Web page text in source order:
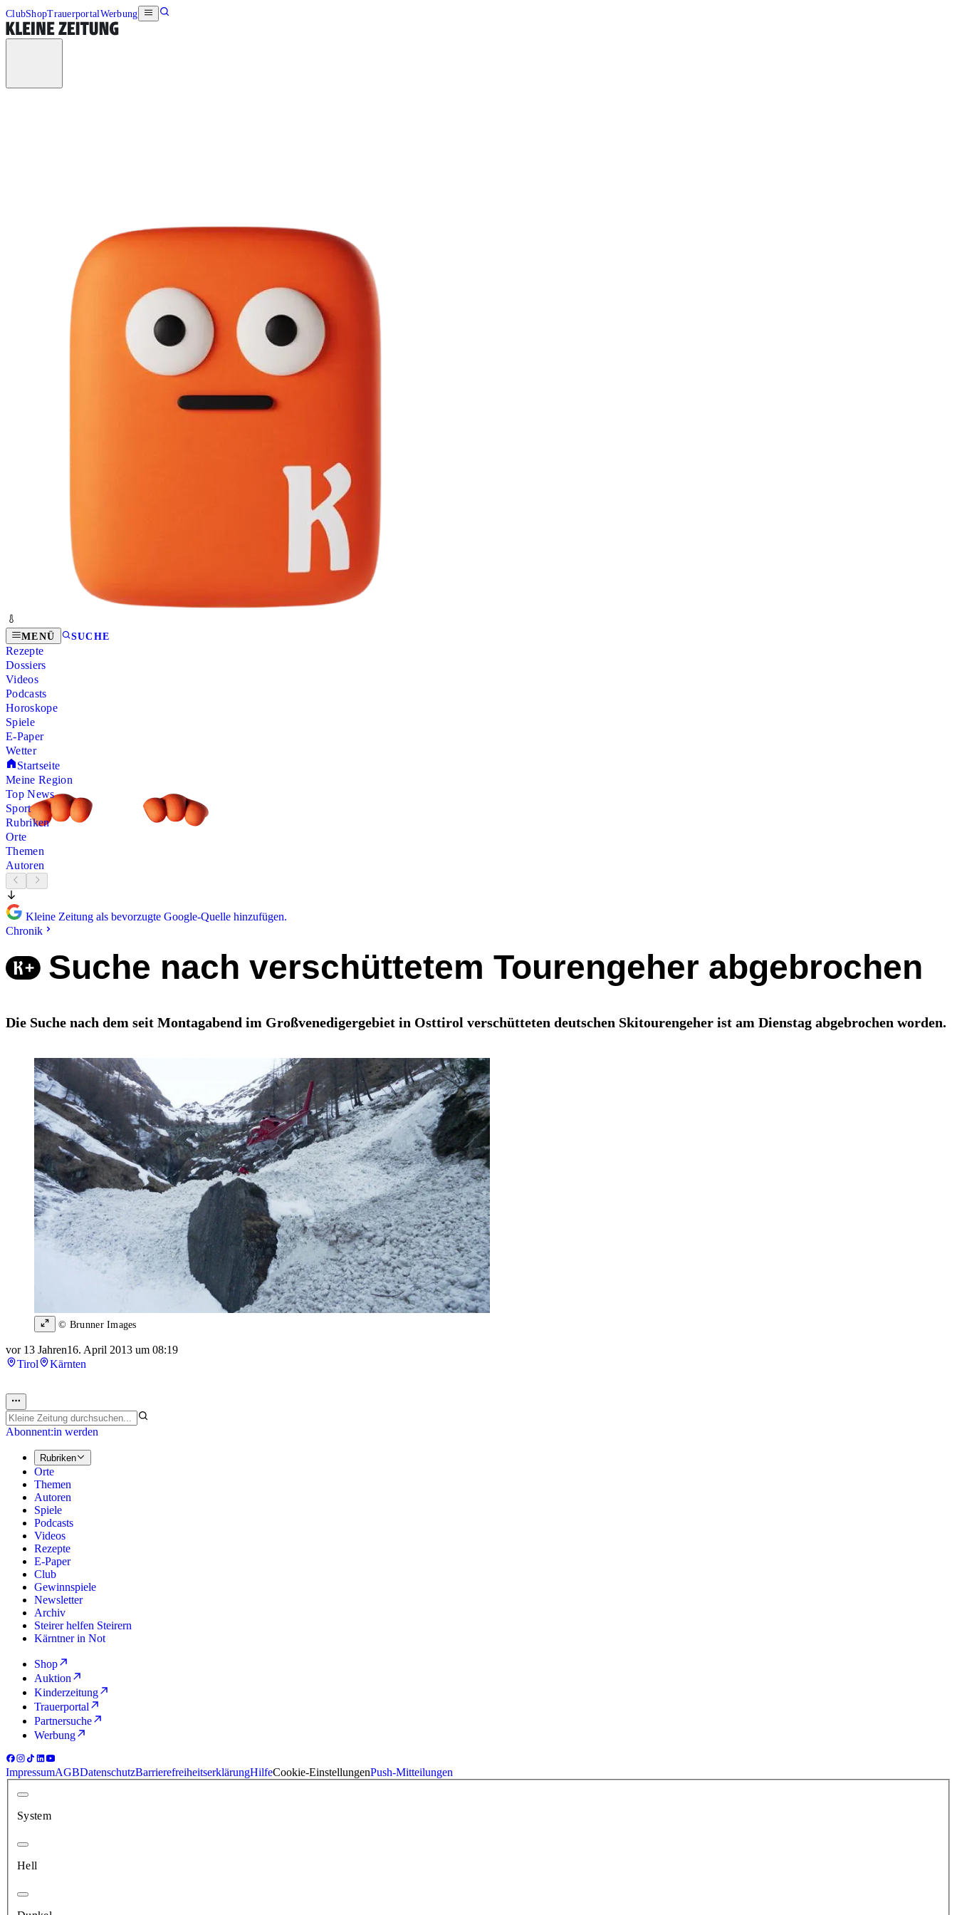
ClubShopTrauerportalWerbung
MENÜ SUCHE
Rezepte
Dossiers
Videos
Podcasts
Horoskope
Spiele
E-Paper
Wetter
Startseite
Meine Region
Top News
Sport
Rubriken
Orte
Themen
Autoren
Kleine Zeitung als bevorzugte Google-Quelle hinzufügen.
Chronik
Suche nach verschüttetem Tourengeher abgebrochen
Die Suche nach dem seit Montagabend im Großvenedigergebiet in Osttirol verschütteten deutschen Skitourengeher ist am Dienstag abgebrochen worden.
© Brunner Images
vor 13 Jahren16. April 2013 um 08:19
Tirol
Kärnten
Abonnent:in werden
Rubriken
Orte
Themen
Autoren
Spiele
Podcasts
Videos
Rezepte
E-Paper
Club
Gewinnspiele
Newsletter
Archiv
Steirer helfen Steirern
Kärntner in Not
Shop
Auktion
Kinderzeitung
Trauerportal
Partnersuche
Werbung
ImpressumAGBDatenschutzBarrierefreiheitserklärungHilfeCookie-EinstellungenPush-Mitteilungen
System
Hell